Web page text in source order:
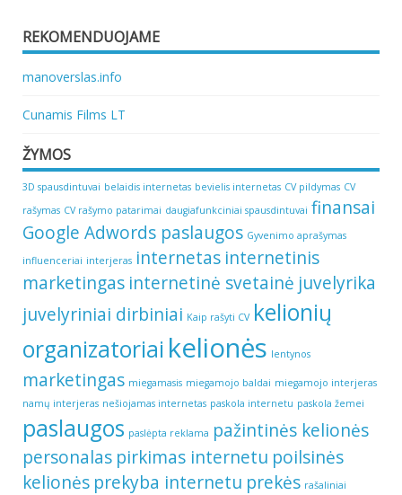
REKOMENDUOJAME
manoverslas.info
Cunamis Films LT
ŽYMOS
3D spausdintuvai belaidis internetas bevielis internetas CV pildymas CV
rašymas CV rašymo patarimai daugiafunkciniai spausdintuvai finansai
Google Adwords paslaugos Gyvenimo aprašymas
influenceriai interjeras internetas internetinis
marketingas internetinė svetainė juvelyrika
juvelyriniai dirbiniai Kaip rašyti CV kelionių
organizatoriai kelionės lentynos
marketingas miegamasis miegamojo baldai miegamojo interjeras
namų interjeras nešiojamas internetas paskola internetu paskola žemei
paslaugos paslėpta reklama pažintinės kelionės
personalas pirkimas internetu poilsinės
kelionės prekyba internetu prekės rašaliniai